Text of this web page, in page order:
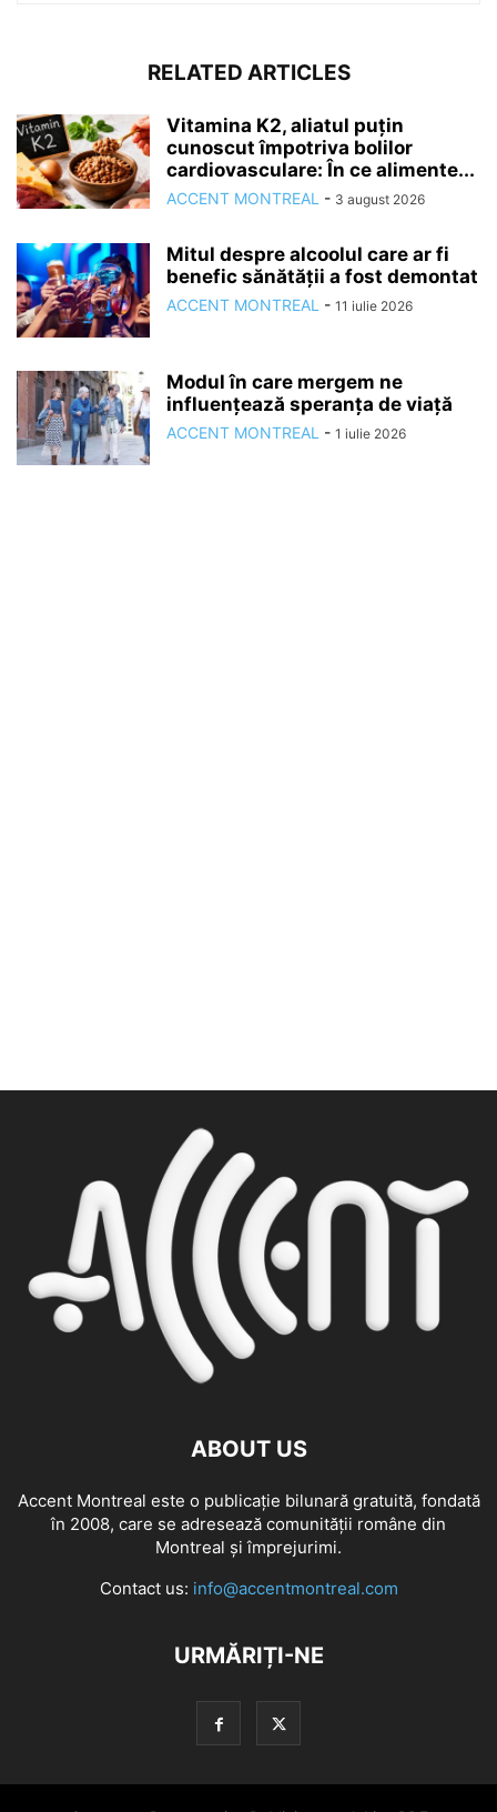
RELATED ARTICLES
Vitamina K2, aliatul puțin
cunoscut împotriva bolilor
cardiovasculare: În ce alimente...
ACCENT MONTREAL - 3 august 2026
Mitul despre alcoolul care ar fi
benefic sănătății a fost demontat
ACCENT MONTREAL - 11 iulie 2026
Modul în care mergem ne
influențează speranța de viață
ACCENT MONTREAL - 1 iulie 2026
ABOUT US
Accent Montreal este o publicație bilunară gratuită, fondată
în 2008, care se adresează comunităţii române din
Montreal şi împrejurimi.
Contact us: info@accentmontreal.com
URMĂRIȚI-NE